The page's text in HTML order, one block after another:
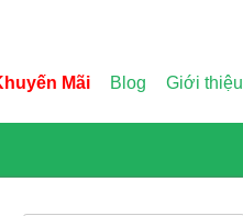
Mãi Blog Giới thiệu